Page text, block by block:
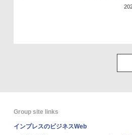
Group site links
インプレスのビジネスWeb